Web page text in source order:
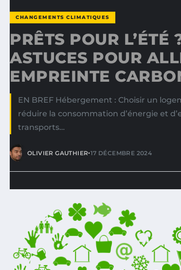
CHANGEMENTS CLIMATIQUES
PRÊTS POUR L’ÉTÉ
ASTUCES POUR
EMPREINTE
EN BREF Hébergement : Choisir un
réduire la consommation d’énergie et
transports…
OLIVIER GAUTHIER•17 DÉCEMBRE 2024